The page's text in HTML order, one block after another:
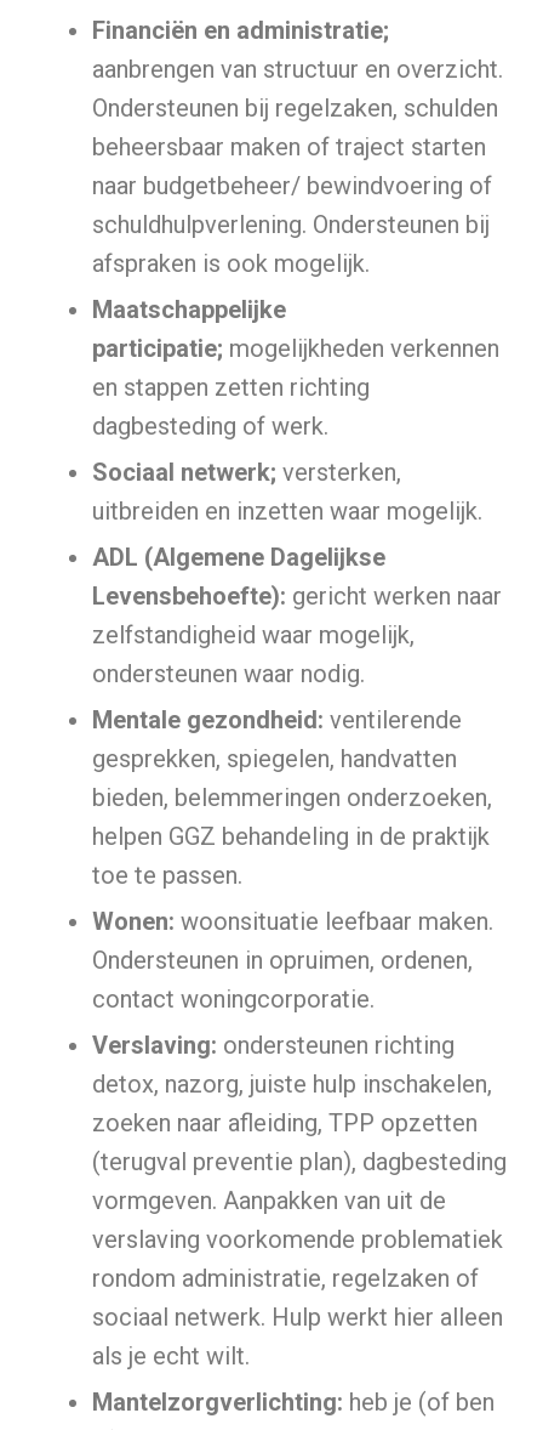
Financiën en administratie;
aanbrengen van structuur en overzicht.
Ondersteunen bij regelzaken, schulden
beheersbaar maken of traject starten
naar budgetbeheer/ bewindvoering of
schuldhulpverlening. Ondersteunen bij
afspraken is ook mogelijk.
Maatschappelijke
participatie; mogelijkheden verkennen
en stappen zetten richting
dagbesteding of werk.
Sociaal netwerk; versterken,
uitbreiden en inzetten waar mogelijk.
ADL (Algemene Dagelijkse
Levensbehoefte): gericht werken naar
zelfstandigheid waar mogelijk,
ondersteunen waar nodig.
Mentale gezondheid: ventilerende
gesprekken, spiegelen, handvatten
bieden, belemmeringen onderzoeken,
helpen GGZ behandeling in de praktijk
toe te passen.
Wonen: woonsituatie leefbaar maken.
Ondersteunen in opruimen, ordenen,
contact woningcorporatie.
Verslaving: ondersteunen richting
detox, nazorg, juiste hulp inschakelen,
zoeken naar afleiding, TPP opzetten
(terugval preventie plan), dagbesteding
vormgeven. Aanpakken van uit de
verslaving voorkomende problematiek
rondom administratie, regelzaken of
sociaal netwerk. Hulp werkt hier alleen
als je echt wilt.
Mantelzorgverlichting: heb je (of ben